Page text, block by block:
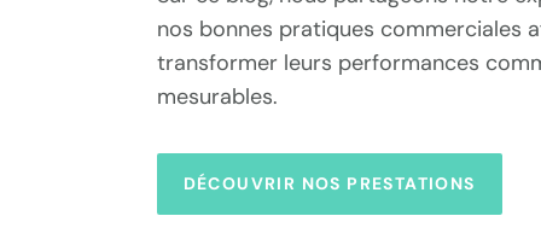
nos bonnes pratiques commerciales
transformer leurs performances
mesurables.
DÉCOUVRIR NOS PRESTATIONS